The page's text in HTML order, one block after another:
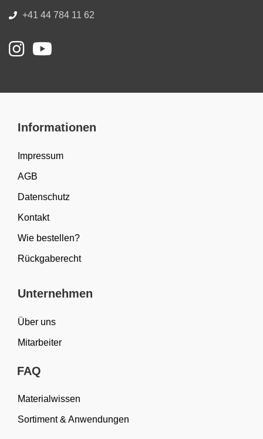
+41 44 784 11 62
Informationen
Impressum
AGB
Datenschutz
Kontakt
Wie bestellen?
Rückgaberecht
Unternehmen
Über uns
Mitarbeiter
FAQ
Materialwissen
Sortiment & Anwendungen